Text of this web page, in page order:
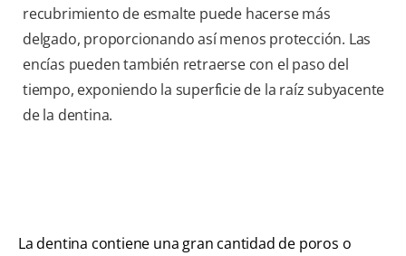
recubrimiento de esmalte puede hacerse más
delgado, proporcionando así menos protección. Las
encías pueden también retraerse con el paso del
tiempo, exponiendo la superficie de la raíz subyacente
de la dentina.
La dentina contiene una gran cantidad de poros o